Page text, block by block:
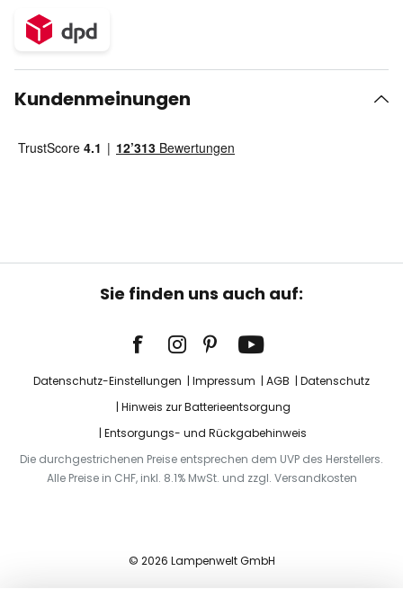
Kundenmeinungen
Sie finden uns auch auf:
Datenschutz-Einstellungen Impressum AGB
Datenschutz
Hinweis zur Batterieentsorgung
Entsorgungs- und Rückgabehinweis
Die durchgestrichenen Preise entsprechen dem UVP des Herstellers.
Alle Preise in CHF, inkl. 8.1% MwSt. und zzgl. Versandkosten
© 2026 Lampenwelt GmbH